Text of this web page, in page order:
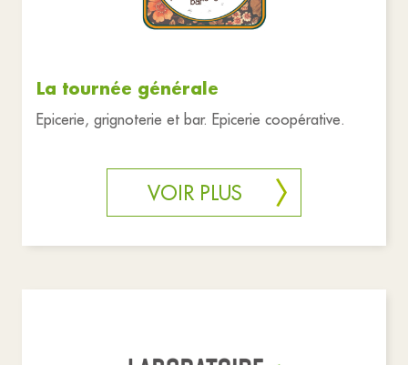
La tournée générale
Epicerie, grignoterie et bar. Epicerie coopérative.
VOIR PLUS